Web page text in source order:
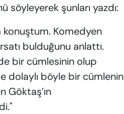
söyleyerek şunları yazdı:
konuştum. Komedyen
bulduğunu anlattı.
bir cümlesinin olup
dolaylı böyle bir cümlenin
Göktaş’ın